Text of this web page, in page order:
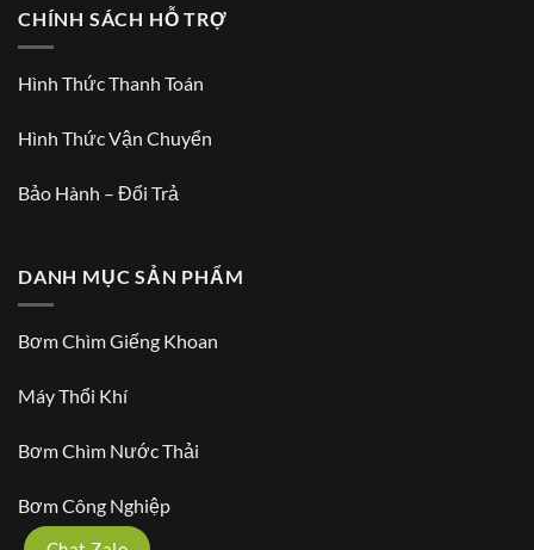
CHÍNH SÁCH HỖ TRỢ
Hình Thức Thanh Toán
Hình Thức Vận Chuyển
Bảo Hành – Đổi Trả
DANH MỤC SẢN PHẨM
Bơm Chìm Giếng Khoan
Máy Thổi Khí
Bơm Chìm Nước Thải
Bơm Công Nghiệp